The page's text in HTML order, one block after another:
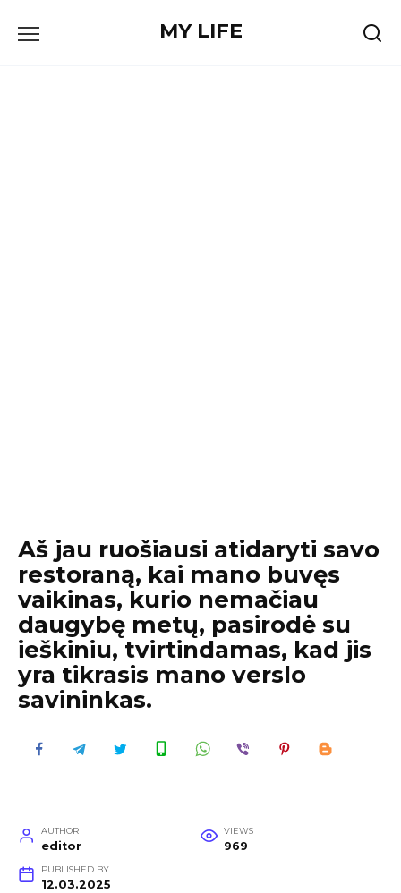
MY LIFE
Aš jau ruošiausi atidaryti savo
restoraną, kai mano buvęs
vaikinas, kurio nemačiau
daugybę metų, pasirodė su
ieškiniu, tvirtindamas, kad jis
yra tikrasis mano verslo
savininkas.
AUTHOR
editor
VIEWS
969
PUBLISHED BY
12.03.2025